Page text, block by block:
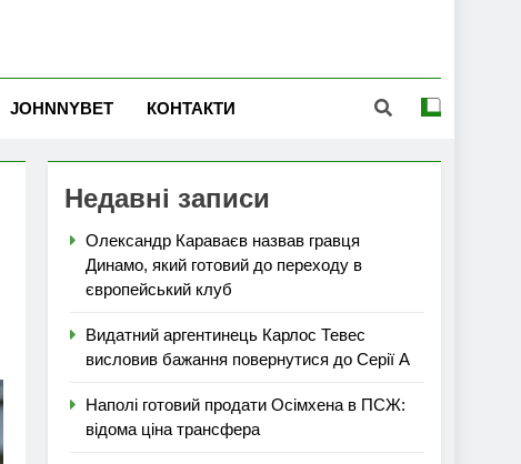
JOHNNYBET КОНТАКТИ
Недавні записи
Олександр Караваєв назвав гравця
Динамо, який готовий до переходу в
європейський клуб
Видатний аргентинець Карлос Тевес
висловив бажання повернутися до Серії А
Наполі готовий продати Осімхена в ПСЖ:
відома ціна трансфера